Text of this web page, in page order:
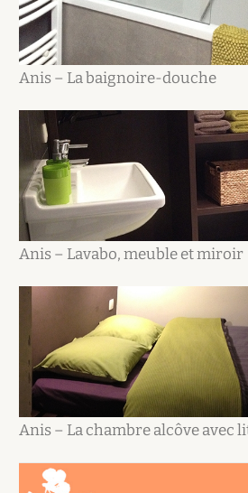
Anis – La baignoire-douche
Anis – Lavabo, meuble et miroir
Anis – La chambre alcôve avec